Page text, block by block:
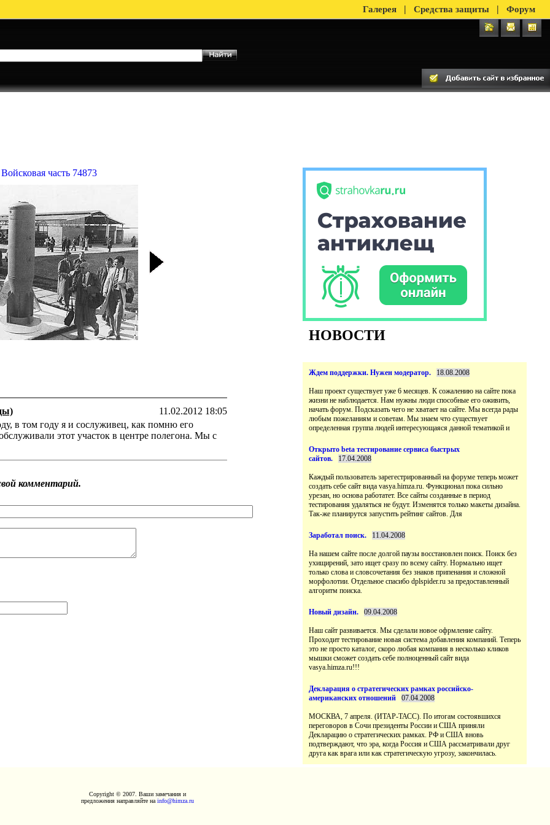
Галерея | Средства защиты | Форум
в том году я и сослуживец, как помню его
этот участок в центре полегона. Мы с
НОВОСТИ
Наш проект существует уже 6 месяцев. К сожалению на сайте пока
жизни не наблюдается. Нам нужны люди способные его оживить,
начать форум. Подсказать чего не хватает на сайте. Мы всегда рады
любым пожеланиям и советам. Мы знаем что существует
Открыто beta тестирование сервиса быстрых
Каждый пользователь зарегестрированный на форуме теперь может
создать себе сайт вида vasya.himza.ru. Функционал пока сильно
урезан, но основа работатет. Все сайты созданные в период
тестирования удаляться не будут. Изменятся только макеты дизайна.
На нашем сайте после долгой паузы восстановлен поиск. Поиск без
ухищирений, зато ищет сразу по всему сайту. Нормально ищет
только слова и словсочетания без знаков припенания и сложной
морфолотии. Отдельное спасибо dplspider.ru за предоставленный
Наш сайт развивается. Мы сделали новое офрмление сайту.
Проходит тестирование новая система добавления компаний. Теперь
это не просто каталог, скоро любая компания в несколько кликов
мышки сможет создать себе полноценный сайт вида
vasya.himza.ru!!!
МОСКВА, 7 апреля. (ИТАР-ТАСС). По итогам состоявшихся
переговоров в Сочи президенты России и США приняли
Декларацию о стратегических рамках. РФ и США вновь
подтверждают, что эра, когда Россия и США рассматривали друг
Copyright © 2007. Ваши замечания и
предложения направляйте на